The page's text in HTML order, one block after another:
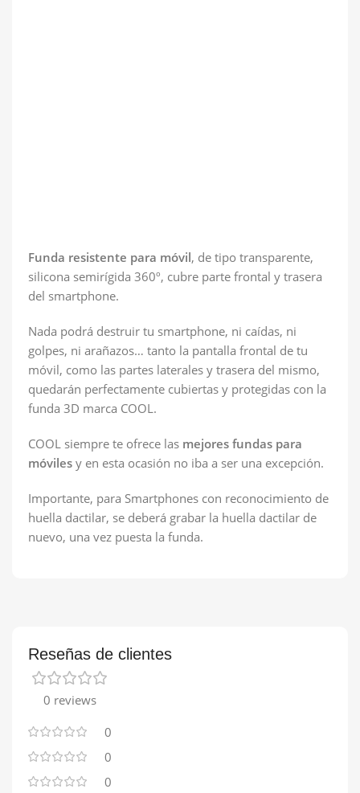
Funda resistente para móvil, de tipo transparente,
silicona semirígida 360º, cubre parte frontal y trasera
del smartphone.
Nada podrá destruir tu smartphone, ni caídas, ni
golpes, ni arañazos… tanto la pantalla frontal de tu
móvil, como las partes laterales y trasera del mismo,
quedarán perfectamente cubiertas y protegidas con la
funda 3D marca COOL.
COOL siempre te ofrece las mejores fundas para
móviles y en esta ocasión no iba a ser una excepción.
Importante, para Smartphones con reconocimiento de
huella dactilar, se deberá grabar la huella dactilar de
nuevo, una vez puesta la funda.
Reseñas de clientes
0 reviews
0
0
0